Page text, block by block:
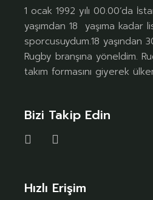
1 ocak 1992 yılı 00.00’da
yaşımdan 18 yaşıma kadar
sporcusuydum.18 yaşından
Rugby branşına yöneldim.
takım formasını giyerek
Bizi Takip Edin
Hızlı Erişim